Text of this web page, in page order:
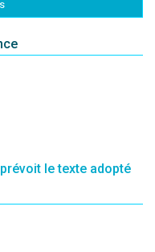
le texte adopté